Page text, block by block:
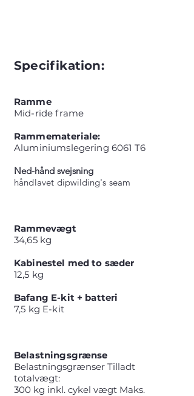
Specifikation:
Ramme
Mid-ride frame
Rammemateriale:
Aluminiumslegering 6061 T6
Ned-hånd svejsning
håndlavet dipwilding's seam
Rammevægt
34,65 kg
Kabinestel med to sæder
12,5 kg
Bafang E-kit + batteri
7,5 kg E-kit
Belastningsgrænse
Belastningsgrænser Tilladt
totalvægt:
300 kg inkl. cykel vægt Maks.